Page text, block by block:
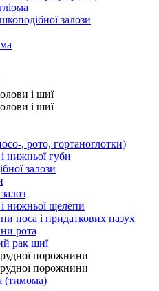
залози
і шиї
і шиї
, рото, гортаноглотки)
нижньої губи
залози
і нижньої щелепи
носа і придаткових пазух
рота
рак шиї
порожнини
порожнини
(тимома)